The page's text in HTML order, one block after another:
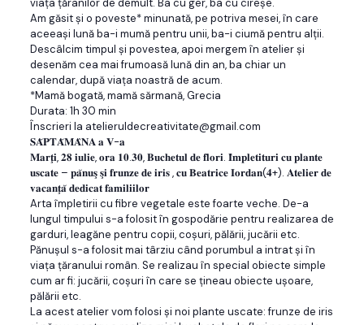
viața țăranilor de demult. Ba cu ger, ba cu cireșe.
Am găsit și o poveste* minunată, pe potriva mesei, în care
aceeași lună ba-i mumă pentru unii, ba-i ciumă pentru alții.
Descâlcim timpul și povestea, apoi mergem în atelier și
desenăm cea mai frumoasă lună din an, ba chiar un
calendar, după viața noastră de acum.
*Mamă bogată, mamă sărmană, Grecia
Durata: 1h 30 min
Înscrieri la atelieruldecreativitate@gmail.com
𝐒𝐀̆𝐏𝐓𝐀̆𝐌𝐀̂𝐍𝐀 𝐚 𝐕-𝐚
𝐌𝐚𝐫𝐭̧𝐢, 𝟐𝟖 𝐢𝐮𝐥𝐢𝐞, 𝐨𝐫𝐚 𝟏𝟎.𝟑𝟎, 𝐁𝐮𝐜𝐡𝐞𝐭𝐮𝐥 𝐝𝐞 𝐟𝐥𝐨𝐫𝐢. 𝐈̂𝐦𝐩𝐥𝐞𝐭𝐢𝐭𝐮𝐫𝐢 𝐜𝐮 𝐩𝐥𝐚𝐧𝐭𝐞
𝐮𝐬𝐜𝐚𝐭𝐞 – 𝐩𝐚̆𝐧𝐮𝐬̧ 𝐬̧𝐢 𝐟𝐫𝐮𝐧𝐳𝐞 𝐝𝐞 𝐢𝐫𝐢𝐬 , 𝐜𝐮 𝐁𝐞𝐚𝐭𝐫𝐢𝐜𝐞 𝐈𝐨𝐫𝐝𝐚𝐧(𝟒+). 𝐀𝐭𝐞𝐥𝐢𝐞𝐫 𝐝𝐞
𝐯𝐚𝐜𝐚𝐧𝐭̧𝐚̆ 𝐝𝐞𝐝𝐢𝐜𝐚𝐭 𝐟𝐚𝐦𝐢𝐥𝐢𝐢𝐥𝐨𝐫
Arta împletirii cu fibre vegetale este foarte veche. De-a
lungul timpului s-a folosit în gospodărie pentru realizarea de
garduri, leagăne pentru copii, coşuri, pălării, jucării etc.
Pănuşul s-a folosit mai târziu când porumbul a intrat și în
viața țăranului român. Se realizau în special obiecte simple
cum ar fi: jucării, coșuri în care se țineau obiecte ușoare,
pălării etc.
La acest atelier vom folosi şi noi plante uscate: frunze de iris